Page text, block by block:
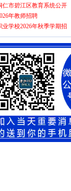
仁市碧江区教育系统公开
年教师招聘
学校2026年秋季学期招